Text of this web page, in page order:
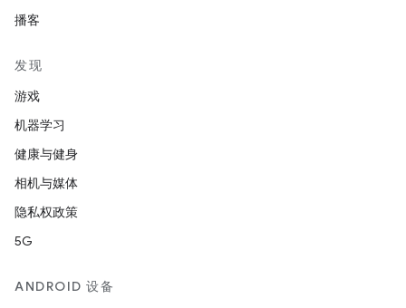
播客
发现
游戏
机器学习
健康与健身
相机与媒体
隐私权政策
5G
ANDROID 设备